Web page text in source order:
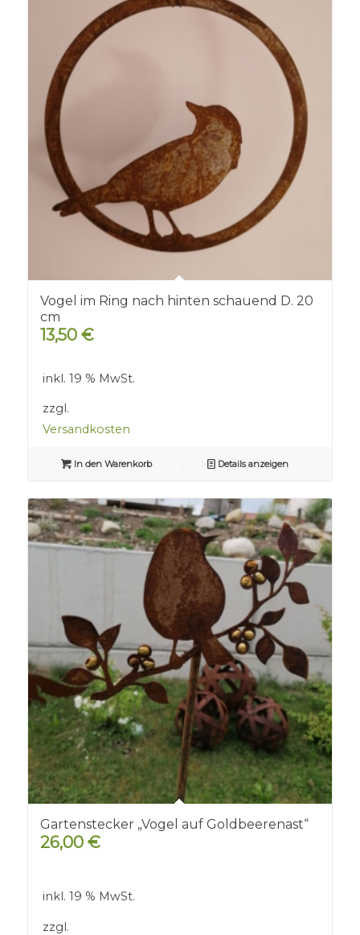
Vogel im Ring nach hinten schauend D. 20
cm
13,50 €
inkl. 19 % MwSt.
zzgl.
Versandkosten
In den Warenkorb Details anzeigen
Gartenstecker „Vogel auf Goldbeerenast“
26,00 €
inkl. 19 % MwSt.
zzgl.